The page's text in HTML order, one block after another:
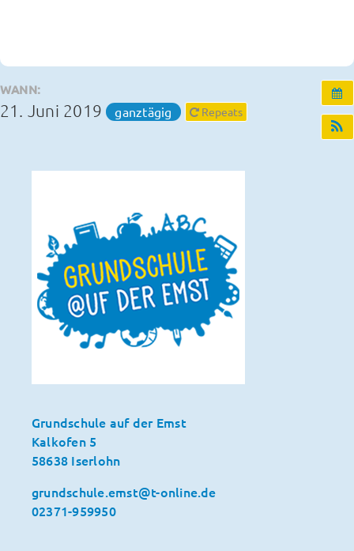
WANN:
21. Juni 2019 ganztägig Repeats
Grundschule auf der Emst
Kalkofen 5
58638 Iserlohn
grundschule.emst@t-online.de
02371-959950